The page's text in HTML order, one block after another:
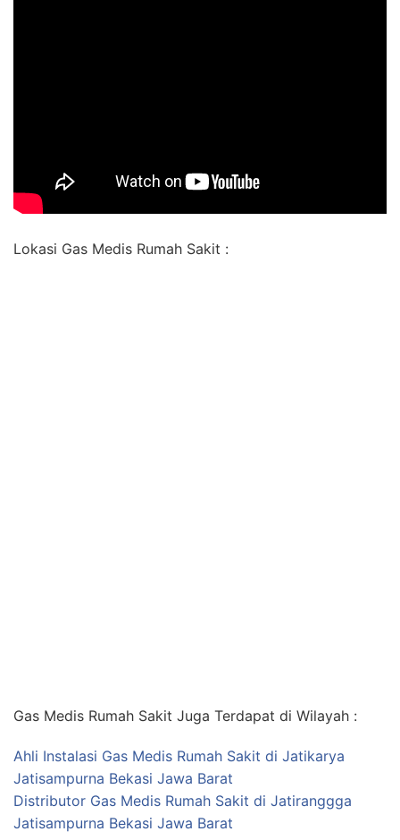
Lokasi Gas Medis Rumah Sakit :
Gas Medis Rumah Sakit Juga Terdapat di Wilayah :
Ahli Instalasi Gas Medis Rumah Sakit di Jatikarya
Jatisampurna Bekasi Jawa Barat
Distributor Gas Medis Rumah Sakit di Jatiranggga
Jatisampurna Bekasi Jawa Barat